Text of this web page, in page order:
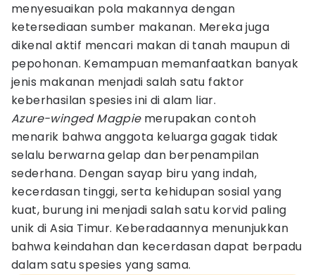
menyesuaikan pola makannya dengan
ketersediaan sumber makanan. Mereka juga
dikenal aktif mencari makan di tanah maupun di
pepohonan. Kemampuan memanfaatkan banyak
jenis makanan menjadi salah satu faktor
keberhasilan spesies ini di alam liar.
Azure-winged Magpie merupakan contoh
menarik bahwa anggota keluarga gagak tidak
selalu berwarna gelap dan berpenampilan
sederhana. Dengan sayap biru yang indah,
kecerdasan tinggi, serta kehidupan sosial yang
kuat, burung ini menjadi salah satu korvid paling
unik di Asia Timur. Keberadaannya menunjukkan
bahwa keindahan dan kecerdasan dapat berpadu
dalam satu spesies yang sama.